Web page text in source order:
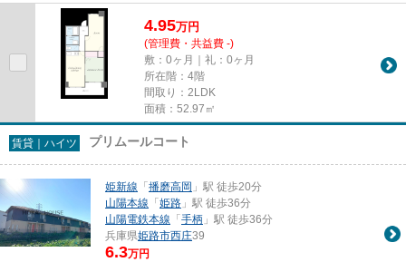
提供できるマンションです。ご...
4.95万円
(管理費・共益費 -)
敷：0ヶ月｜礼：0ヶ月
所在階：4階
間取り：2LDK
面積：52.97㎡
賃貸｜ハイツ プリムールコート
姫新線 「播磨高岡 」駅 徒歩20分
山陽本線 「姫路 」駅 徒歩36分
山陽電鉄本線 「手柄 」駅 徒歩36分
兵庫県姫路市西庄39
6.3万円